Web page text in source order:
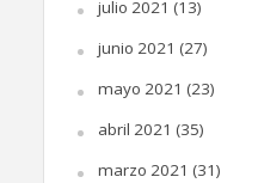
julio 2021 (13)
junio 2021 (27)
mayo 2021 (23)
abril 2021 (35)
marzo 2021 (31)